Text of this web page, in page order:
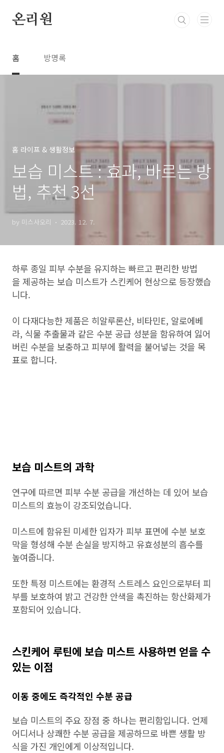
온리원
홈 방명록
홈 라이프 & 생활정보
보습 미스트 : 효과, 바르는 방
법, 추천 3선
by 미스사오리 2023. 12. 7.
하루 종일 피부 수분을 유지하는 빠르고 편리한 방법
을 제공하는 보습 미스트가 스킨케어 현상으로 등장했습
니다.
이 다재다능한 제품은 히알루론산, 비타민E, 알로에베
라, 식물 추출물과 같은 수분 공급 성분을 함유하여 잃어
버린 수분을 보충하고 피부에 활력을 불어넣는 것을 목
표로 합니다.
보습 미스트의 과학
연구에 따르면 피부 수분 공급을 개선하는 데 있어 보습
미스트의 효능이 강조되었습니다.
미스트에 함유된 미세한 입자가 피부 표면에 수분 보호
막을 형성해 수분 손실을 방지하고 유효성분의 흡수를
높여줍니다.
또한 특정 미스트에는 환경적 스트레스 요인으로부터 피
부를 보호하여 밝고 건강한 안색을 촉진하는 항산화제가
포함되어 있습니다.
스킨케어 루틴에 보습 미스트 사용하면 얻을 수
있는 이점
이동 중에도 즉각적인 수분 공급
보습 미스트의 주요 장점 중 하나는 편리함입니다. 언제
어디서나 상쾌한 수분 공급을 제공하므로 바쁜 생활 방
식을 가진 개인에게 이상적입니다.